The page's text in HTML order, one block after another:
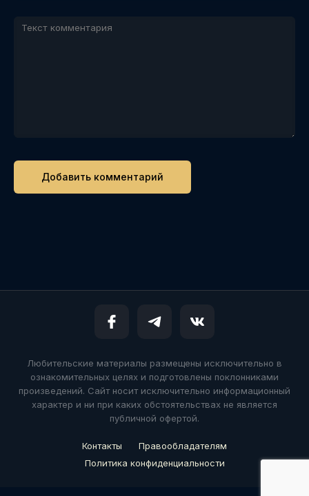
Любительские материалы размещены исключительно в
ознакомительных целях и подготовлены поклонниками
произведений. Сайт носит исключительно информационный
характер и ни при каких обстоятельствах не является
публичной офертой.
Контакты
Правообладателям
Политика конфиденциальности